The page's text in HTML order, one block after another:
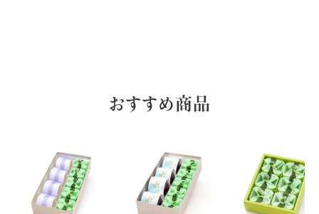
おすすめ商品